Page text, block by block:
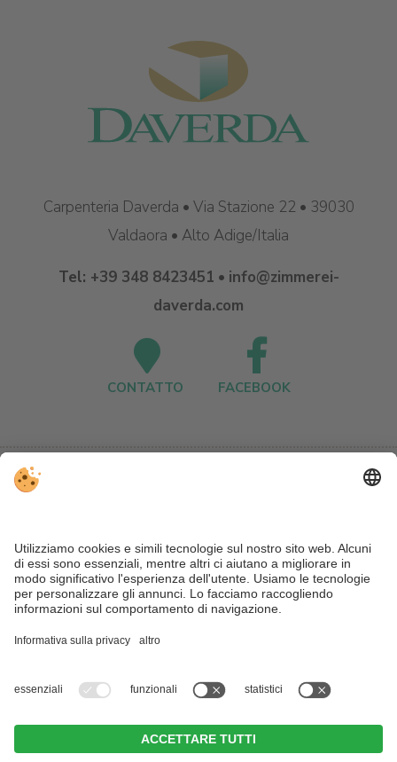
Carpenteria Daverda • Via Stazione 22 • 39030
Valdaora • Alto Adige/Italia
Tel: +39 348 8423451 • info@zimmerei-
daverda.com
CONTATTO FACEBOOK